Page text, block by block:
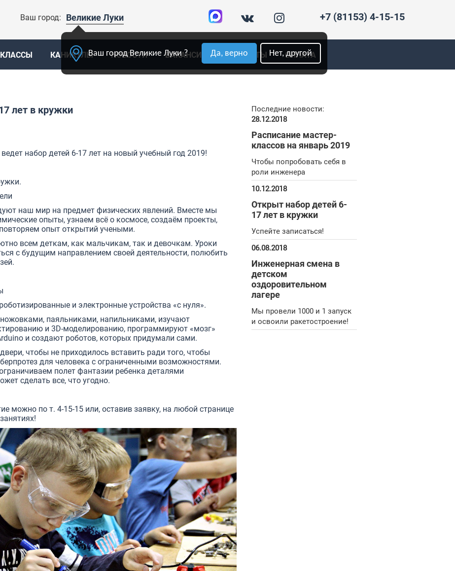
Ваш город: Великие Луки
Ваш город Великие Луки ? Да, верно Нет, другой
+7 (81153) 4-15-15
КАНИКУЛЫ НОВОСТИ ВАКАНСИИ КОНТАКТЫ ОПЛАТА
лет в кружки
набор детей 6-17 лет на новый учебный год 2019!
наш мир на предмет физических явлений. Вместе мы
опыты, узнаем всё о космосе, создаём проекты,
опыт открытий учеными.
всем деткам, как мальчикам, так и девочкам. Уроки
с будущим направлением своей деятельности, полюбить
и электронные устройства «с нуля».
паяльниками, напильниками, изучают
и 3D-моделированию, программируют «мозг»
и создают роботов, которых придумали сами.
чтобы не приходилось вставить ради того, чтобы
для человека с ограниченными возможностями.
полет фантазии ребенка деталями
сделать все, что угодно.
можно по т. 4-15-15 или, оставив заявку, на любой странице
Последние новости:
28.12.2018
Расписание мастер-
классов на январь 2019
Чтобы попробовать себя в
роли инженера
10.12.2018
Открыт набор детей 6-
17 лет в кружки
Успейте записаться!
06.08.2018
Инженерная смена в
детском
оздоровительном
лагере
Мы провели 1000 и 1 запуск
и освоили ракетостроение!